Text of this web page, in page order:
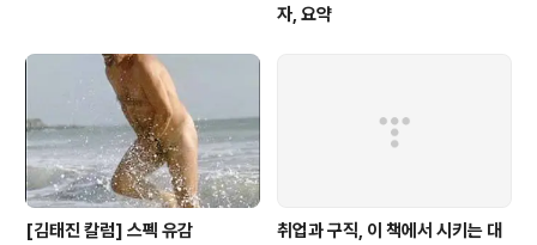
자, 요약
[김태진 칼럼] 스펙 유감
취업과 구직, 이 책에서 시키는 대